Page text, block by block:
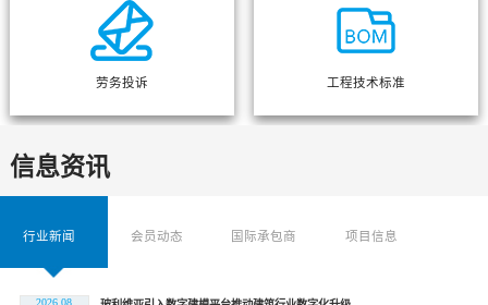
劳务投诉 工程技术标准
信息资讯
行业新闻 会员动态 国际承包商 项目信息
2026.08